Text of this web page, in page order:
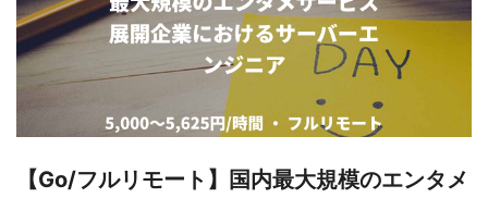
【Go/フルリモート】国内最大規模のエンタメ